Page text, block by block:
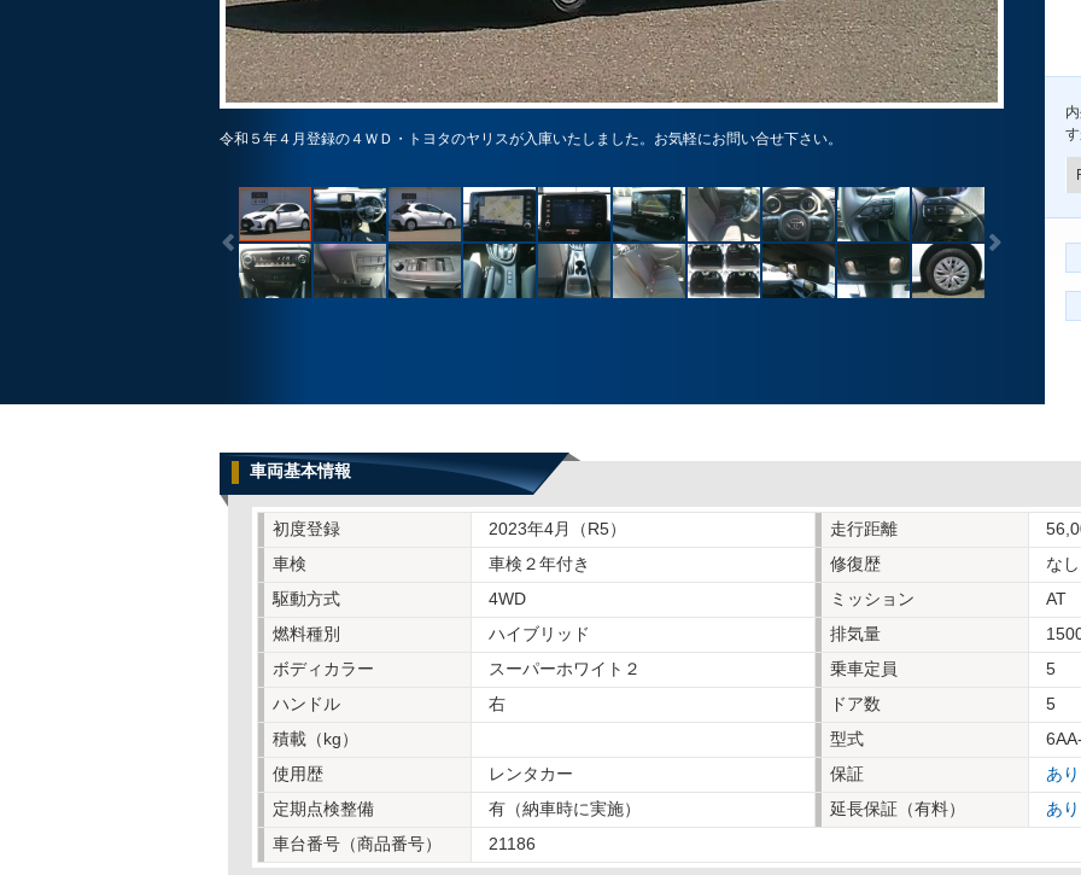
令和５年４月登録の４ＷＤ・トヨタのヤリスが入庫いたしました。お気軽にお問い合せ下さい。
車両基本情報
初度登録 2023年4月（R5） 走行距離
車検
車検２年付き 修復歴
なし
駆動方式
4WD ミッション
AT
燃料種別
ハイブリッド 排気量
ボディカラー
スーパーホワイト２ 乗車定員
5
ハンドル
右 ドア数
5
積載（kg）
型式
使用歴
レンタカー 保証
あり
定期点検整備
有（納車時に実施） 延長保証（有料）
あり
車台番号（商品番号）
21186